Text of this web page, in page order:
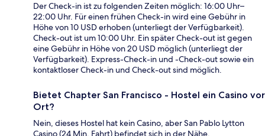
Der Check-in ist zu folgenden Zeiten möglich: 16:00 Uhr–
22:00 Uhr. Für einen frühen Check-in wird eine Gebühr in
Höhe von 10 USD erhoben (unterliegt der Verfügbarkeit).
Check-out ist um 10:00 Uhr. Ein später Check-out ist gegen
eine Gebühr in Höhe von 20 USD möglich (unterliegt der
Verfügbarkeit). Express-Check-in und -Check-out sowie ein
kontaktloser Check-in und Check-out sind möglich.
Bietet Chapter San Francisco - Hostel ein Casino vor
Ort?
Nein, dieses Hostel hat kein Casino, aber San Pablo Lytton
Casino (24 Min. Fahrt) befindet sich in der Nähe.